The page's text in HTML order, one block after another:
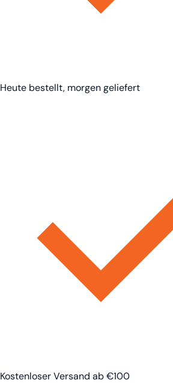
Heute bestellt, morgen geliefert
Kostenloser Versand ab €100